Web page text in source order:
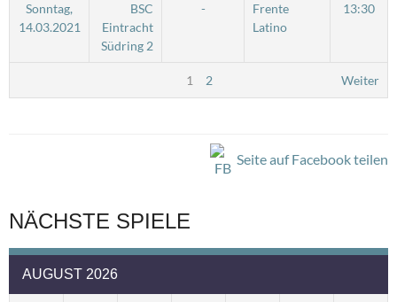
Sonntag,
14.03.2021
BSC
Eintracht
Südring 2
-
Frente
Latino
13:30
1 2 Weiter
Seite auf Facebook teilen
NÄCHSTE SPIELE
AUGUST 2026